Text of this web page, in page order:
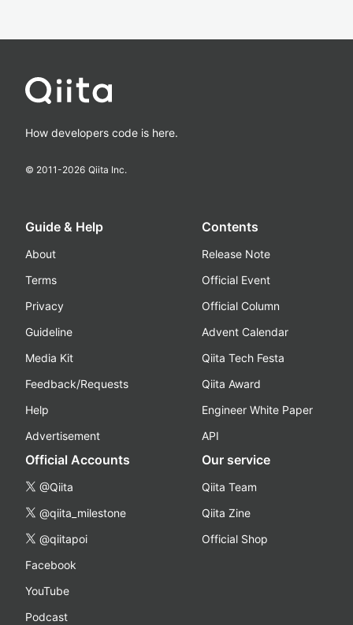
How developers code is here.
© 2011-2026 Qiita Inc.
Guide & Help
About
Terms
Privacy
Guideline
Media Kit
Feedback/Requests
Help
Advertisement
Contents
Release Note
Official Event
Official Column
Advent Calendar
Qiita Tech Festa
Qiita Award
Engineer White Paper
API
Official Accounts
@Qiita
@qiita_milestone
@qiitapoi
Facebook
YouTube
Podcast
Our service
Qiita Team
Qiita Zine
Official Shop